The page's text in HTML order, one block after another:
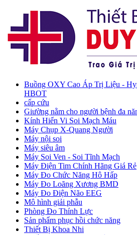
Buồng OXY Cao Áp Trị Liệu -
HBOT
cấp cứu
Giường nằm cho người bệnh đa
Kính Hiển Vi Soi Mạch Máu
Máy Chụp X-Quang Người
Máy nội soi
Máy siêu âm
Máy Soi Ven - Soi Tĩnh Mạch
Máy Điện Tim Chính Hãng Giá Rẻ
Máy Đo Chức Năng Hô Hấp
Máy Đo Loãng Xương BMD
Máy Đo Điện Não EEG
Mô hình giải phẫu
Phòng Đo Thính Lực
Sản phẩm phục hồi chức năng
Thiết Bị Khoa Nhi